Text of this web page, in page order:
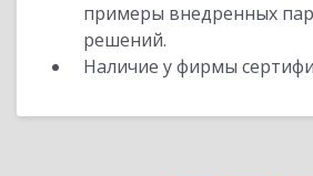
примеры внедренных
решений.
Наличие у фирмы